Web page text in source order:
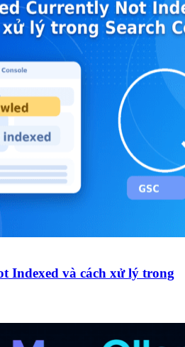
Indexed và cách xử lý trong